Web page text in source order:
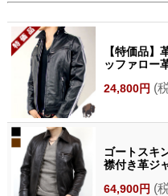
【特価品】
ッファロー革
24,800円 (
ゴートスキ
襟付き革ジ
64,900円 (